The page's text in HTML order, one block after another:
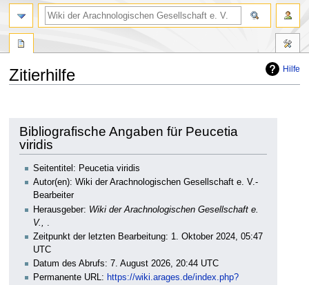
Hilfe
Zitierhilfe
springen
springen
Bibliografische Angaben für Peucetia
viridis
Seitentitel: Peucetia viridis
Autor(en): Wiki der Arachnologischen Gesellschaft e. V.-
Bearbeiter
Herausgeber: Wiki der Arachnologischen Gesellschaft e.
V.,
Zeitpunkt der letzten Bearbeitung: 1. Oktober 2024, 05:47
UTC
Datum des Abrufs: 7. August 2026, 20:44 UTC
Permanente URL: https://wiki.arages.de/index.php?